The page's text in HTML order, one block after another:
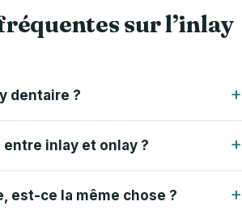
sur l’inlay
dentaire ? +
inlay et onlay ? +
est-ce la même chose ? +